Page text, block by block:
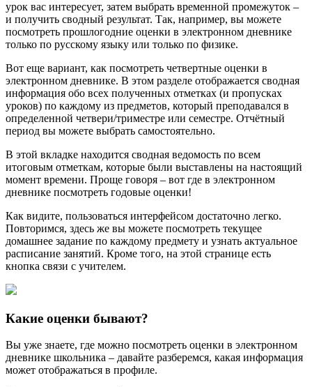
урок вас интересует, затем выбрать временной промежуток –
и получить сводный результат. Так, например, вы можете
посмотреть прошлогодние оценки в электронном дневнике
только по русскому языку или только по физике.
Вот еще вариант, как посмотреть четвертные оценки в
электронном дневнике. В этом разделе отображается сводная
информация обо всех полученных отметках (и пропусках
уроков) по каждому из предметов, который преподавался в
определенной четвери/триместре или семестре. Отчётный
период вы можете выбрать самостоятельно.
В этой вкладке находится сводная ведомость по всем
итоговым отметкам, которые были выставлены на настоящий
момент времени. Проще говоря – вот где в электронном
дневнике посмотреть годовые оценки!
Как видите, пользоваться интерфейсом достаточно легко.
Повторимся, здесь же вы можете посмотреть текущее
домашнее задание по каждому предмету и узнать актуальное
расписание занятий. Кроме того, на этой странице есть
кнопка связи с учителем.
Какие оценки бывают?
Вы уже знаете, где можно посмотреть оценки в электронном
дневнике школьника – давайте разберемся, какая информация
может отображаться в профиле.